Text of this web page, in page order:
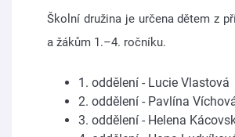
Školní družina je určena dětem z
a žákům 1.–4. ročníku.
1. oddělení - Lucie Vlastová
2. oddělení - Pavlína
3. oddělení - Helena